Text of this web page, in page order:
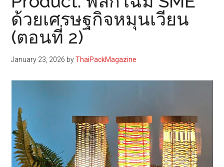
ด้วยเศรษฐกิจหมุนเวียน
(ตอนที่ 2)
January 23, 2026 byThaiPackMagazine